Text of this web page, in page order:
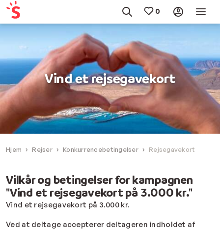
Vind et rejsegavekort
Hjem Rejser Konkurrencebetingelser Rejsegavekort
Vilkår og betingelser for kampagnen
"Vind et rejsegavekort på 3.000 kr."
Vind et rejsegavekort på 3.000 kr.
Ved at deltage accepterer deltageren indholdet af